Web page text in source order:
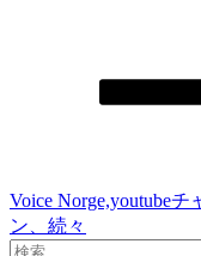
Voice Norge,youtube
ン、続々
検